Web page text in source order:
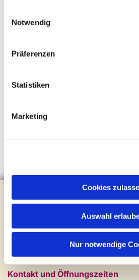
Notwendig
Präferenzen
Statistiken
Marketing
Cookies
Auswahl
Nur notwendige
Brockhagener Straße 28 | 33803
0 52 04 / 36 28
Mail:gemeindeamt@kirche-
Newsletter abonnieren
Kontakt und Öffnungszeiten